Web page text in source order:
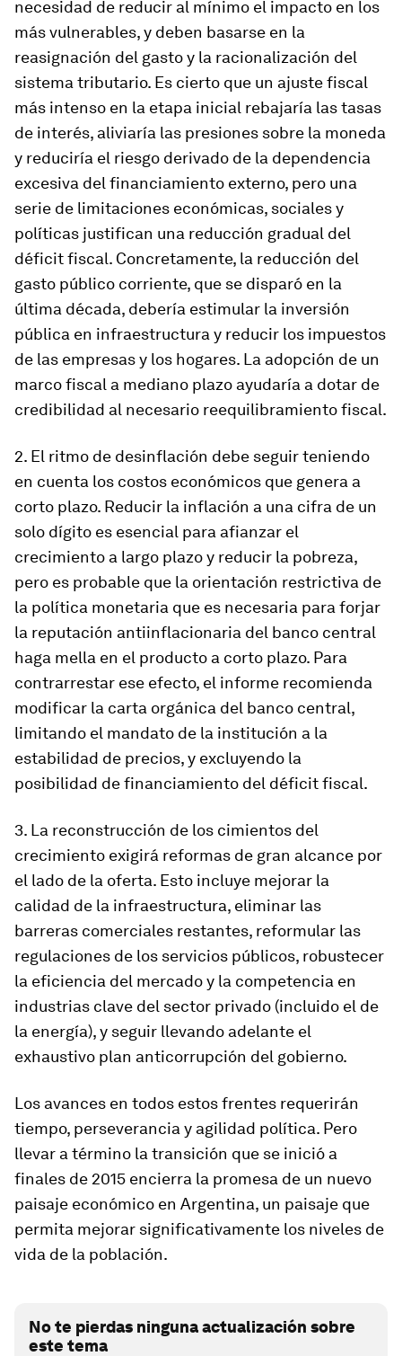
necesidad de reducir al mínimo el impacto en los
más vulnerables, y deben basarse en la
reasignación del gasto y la racionalización del
sistema tributario. Es cierto que un ajuste fiscal
más intenso en la etapa inicial rebajaría las tasas
de interés, aliviaría las presiones sobre la moneda
y reduciría el riesgo derivado de la dependencia
excesiva del financiamiento externo, pero una
serie de limitaciones económicas, sociales y
políticas justifican una reducción gradual del
déficit fiscal. Concretamente, la reducción del
gasto público corriente, que se disparó en la
última década, debería estimular la inversión
pública en infraestructura y reducir los impuestos
de las empresas y los hogares. La adopción de un
marco fiscal a mediano plazo ayudaría a dotar de
credibilidad al necesario reequilibramiento fiscal.
2. El ritmo de desinflación debe seguir teniendo
en cuenta los costos económicos que genera a
corto plazo. Reducir la inflación a una cifra de un
solo dígito es esencial para afianzar el
crecimiento a largo plazo y reducir la pobreza,
pero es probable que la orientación restrictiva de
la política monetaria que es necesaria para forjar
la reputación antiinflacionaria del banco central
haga mella en el producto a corto plazo. Para
contrarrestar ese efecto, el informe recomienda
modificar la carta orgánica del banco central,
limitando el mandato de la institución a la
estabilidad de precios, y excluyendo la
posibilidad de financiamiento del déficit fiscal.
3. La reconstrucción de los cimientos del
crecimiento exigirá reformas de gran alcance por
el lado de la oferta. Esto incluye mejorar la
calidad de la infraestructura, eliminar las
barreras comerciales restantes, reformular las
regulaciones de los servicios públicos, robustecer
la eficiencia del mercado y la competencia en
industrias clave del sector privado (incluido el de
la energía), y seguir llevando adelante el
exhaustivo plan anticorrupción del gobierno.
Los avances en todos estos frentes requerirán
tiempo, perseverancia y agilidad política. Pero
llevar a término la transición que se inició a
finales de 2015 encierra la promesa de un nuevo
paisaje económico en Argentina, un paisaje que
permita mejorar significativamente los niveles de
vida de la población.
No te pierdas ninguna actualización sobre
este tema